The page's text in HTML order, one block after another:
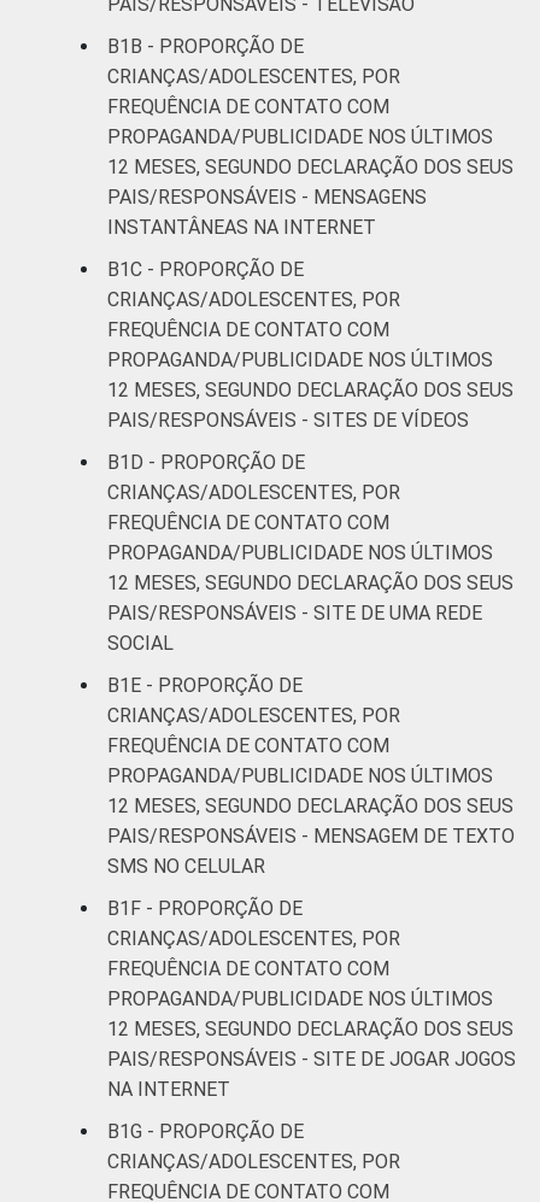
B1B - PROPORÇÃO DE
CRIANÇAS/ADOLESCENTES, POR
FREQUÊNCIA DE CONTATO COM
PROPAGANDA/PUBLICIDADE NOS ÚLTIMOS
12 MESES, SEGUNDO DECLARAÇÃO DOS SEUS
PAIS/RESPONSÁVEIS - MENSAGENS
INSTANTÂNEAS NA INTERNET
B1C - PROPORÇÃO DE
CRIANÇAS/ADOLESCENTES, POR
FREQUÊNCIA DE CONTATO COM
PROPAGANDA/PUBLICIDADE NOS ÚLTIMOS
12 MESES, SEGUNDO DECLARAÇÃO DOS SEUS
PAIS/RESPONSÁVEIS - SITES DE VÍDEOS
B1D - PROPORÇÃO DE
CRIANÇAS/ADOLESCENTES, POR
FREQUÊNCIA DE CONTATO COM
PROPAGANDA/PUBLICIDADE NOS ÚLTIMOS
12 MESES, SEGUNDO DECLARAÇÃO DOS SEUS
PAIS/RESPONSÁVEIS - SITE DE UMA REDE
SOCIAL
B1E - PROPORÇÃO DE
CRIANÇAS/ADOLESCENTES, POR
FREQUÊNCIA DE CONTATO COM
PROPAGANDA/PUBLICIDADE NOS ÚLTIMOS
12 MESES, SEGUNDO DECLARAÇÃO DOS SEUS
PAIS/RESPONSÁVEIS - MENSAGEM DE TEXTO
SMS NO CELULAR
B1F - PROPORÇÃO DE
CRIANÇAS/ADOLESCENTES, POR
FREQUÊNCIA DE CONTATO COM
PROPAGANDA/PUBLICIDADE NOS ÚLTIMOS
12 MESES, SEGUNDO DECLARAÇÃO DOS SEUS
PAIS/RESPONSÁVEIS - SITE DE JOGAR JOGOS
NA INTERNET
B1G - PROPORÇÃO DE
CRIANÇAS/ADOLESCENTES, POR
FREQUÊNCIA DE CONTATO COM